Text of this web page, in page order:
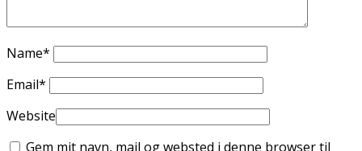
Name*
Email*
Website
Gem mit navn, mail og websted i denne browser til